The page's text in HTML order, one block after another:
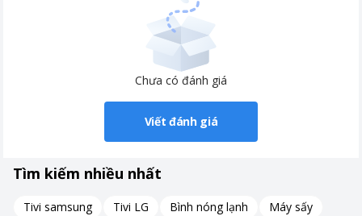
Chưa có đánh giá
Viết đánh giá
Tìm kiếm nhiều nhất
Tivi samsung Tivi LG Bình nóng lạnh
Máy sấy